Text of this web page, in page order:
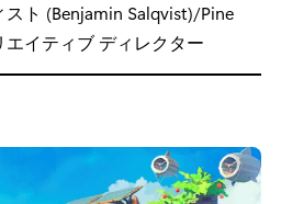
ト (Benjamin Salqvist)/Pine
エイティブ ディレクター